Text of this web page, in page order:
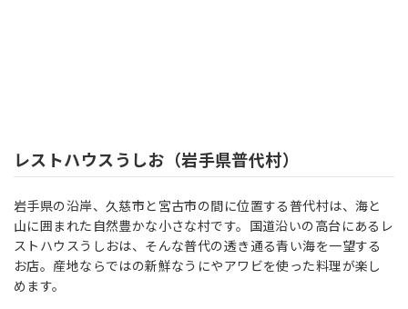
レストハウスうしお（岩手県普代村）
岩手県の沿岸、久慈市と宮古市の間に位置する普代村は、海と
山に囲まれた自然豊かな小さな村です。国道沿いの高台にあるレ
ストハウスうしおは、そんな普代の透き通る青い海を一望する
お店。産地ならではの新鮮なうにやアワビを使った料理が楽し
めます。